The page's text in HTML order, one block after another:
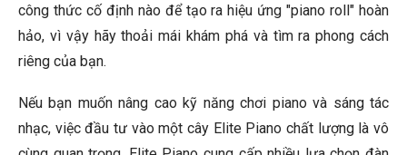
công thức cố định nào để tạo ra hiệu ứng "piano roll" hoàn
hảo, vì vậy hãy thoải mái khám phá và tìm ra phong cách
riêng của bạn.
Nếu bạn muốn nâng cao kỹ năng chơi piano và sáng tác
nhạc, việc đầu tư vào một cây Elite Piano chất lượng là vô